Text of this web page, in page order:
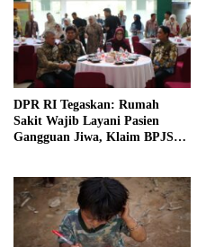
DPR RI Tegaskan: Rumah
Sakit Wajib Layani Pasien
Gangguan Jiwa, Klaim BPJS